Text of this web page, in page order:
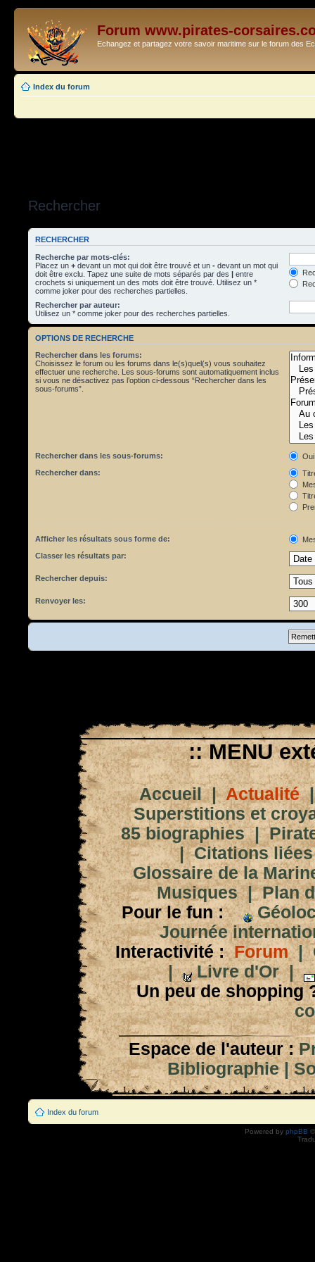
Forum www.pirates-
Echangez et partagez votre savoir maritime sur le forum des
Index du forum
Rechercher
RECHERCHER
Recherche par mots-clés:
Placez un + devant un mot qui doit être trouvé et un - devant un mot qui
doit être exclu. Tapez une suite de mots séparés par des | entre
crochets si uniquement un des mots doit être trouvé. Utilisez un *
comme joker pour des recherches partielles.
Rechercher par auteur:
Utilisez un * comme joker pour des recherches partielles.
OPTIONS DE RECHERCHE
Rechercher dans les forums:
Choisissez le forum ou les forums dans le(s)quel(s) vous souhaitez
effectuer une recherche. Les sous-forums sont automatiquement inclus
si vous ne désactivez pas l’option ci-dessous “Rechercher dans les
sous-forums”.
Rechercher dans les sous-forums:
Oui
Rechercher dans:
Afficher les résultats sous forme de:
Classer les résultats par:
Rechercher depuis:
Renvoyer les:
:: MENU
Accueil|Actualité
Superstitions et
85 biographies|
|Citations
Glossaire de la
Musiques|Plan
Pour le fun :
Journée
Interactivité : Forum|
|
Livre d'Or|
Un peu de shopping
Espace de l'auteur :
Bibliographie|
Index du forum
Powered by phpBB